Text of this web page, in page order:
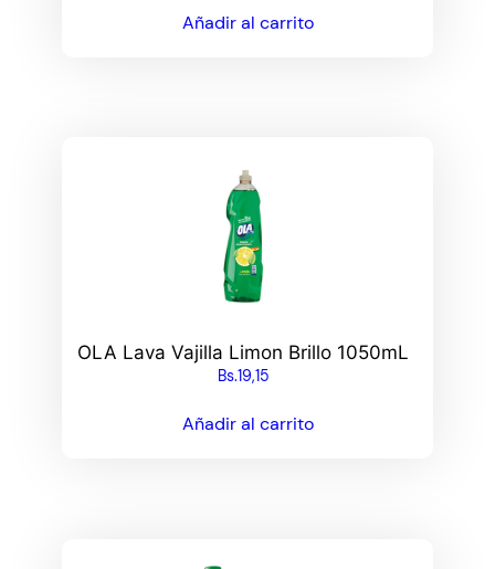
Añadir al carrito
OLA Lava Vajilla Limon Brillo 1050mL
Bs.19,15
Añadir al carrito